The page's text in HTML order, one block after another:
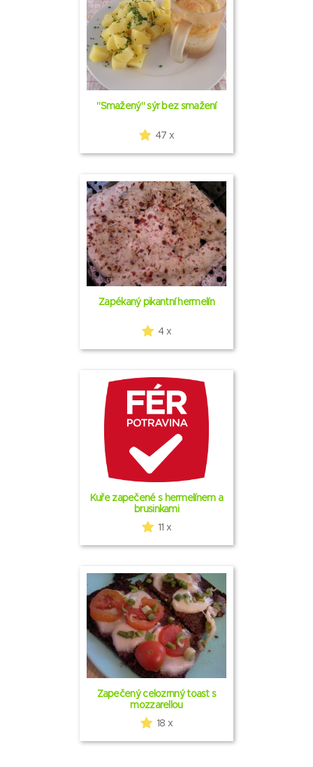
"Smažený" sýr bez smažení
47 x
Zapékaný pikantní hermelín
4 x
Kuře zapečené s hermelínem a
brusinkami
11 x
Zapečený celozrnný toast s
mozzarellou
18 x